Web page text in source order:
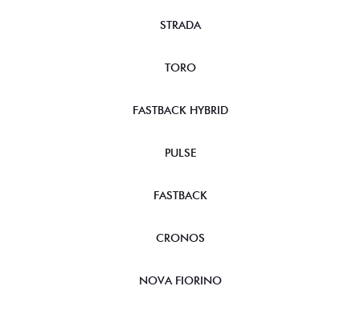
STRADA
TORO
FASTBACK HYBRID
PULSE
FASTBACK
CRONOS
NOVA FIORINO